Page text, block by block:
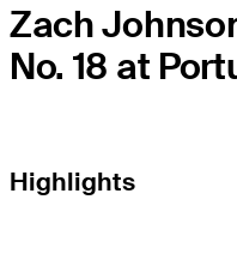
Zach
No. 18 at
Highlights